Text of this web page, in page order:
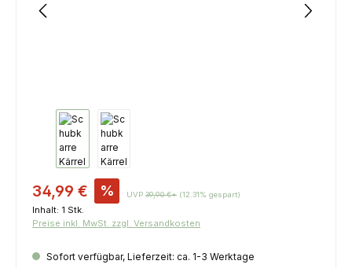
Verkaufspreis:
34,99 € % UVP 39,90 €* (12.31% gespart)
Inhalt: 1 Stk.
Preise inkl. MwSt. zzgl. Versandkosten
Sofort verfügbar, Lieferzeit: ca. 1-3 Werktage